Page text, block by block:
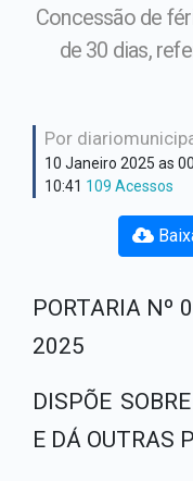
Concessão de
de 30 dias,
Por
10 Janeiro 2025 as
10:41 109 Acessos
PORTARIA Nº
2025
DISPÕE
E DÁ OUTRAS